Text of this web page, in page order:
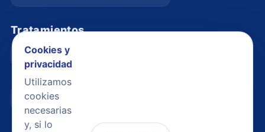
Tratamientos
Nariz / Rinoplastia
Párpados / Blefaroplastia
Cookies y
privacidad
Utilizamos
cookies
necesarias
y, si lo